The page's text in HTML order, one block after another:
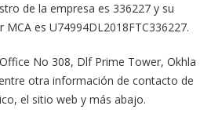
de la empresa es 336227 y su
es U74994DL2018FTC336227.
No 308, Dlf Prime Tower, Okhla
otra información de contacto de
el sitio web y más abajo.